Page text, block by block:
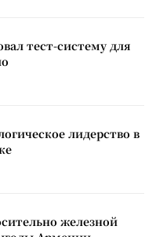
тест-систему для
лидерство в
железной